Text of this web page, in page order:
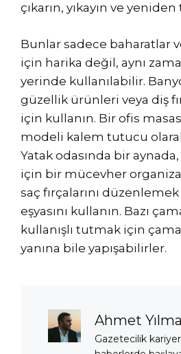
çıkarın, yıkayın ve yeniden
Bunlar sadece baharatlar
için harika değil, aynı
yerinde kullanılabilir.
güzellik ürünleri veya diş
için kullanın. Bir ofis
modeli kalem tutucu
Yatak odasında bir aynada,
için bir mücevher
saç fırçalarını
eşyasını kullanın. Bazı
kullanışlı tutmak için
yanına bile yapışabilirler.
Ahmet
Gazetecilik